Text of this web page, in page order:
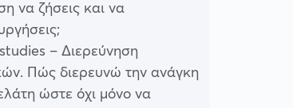
να ζήσεις και να
– Διερεύνηση
Πώς διερευνώ την ανάγκη
ώστε όχι μόνο να